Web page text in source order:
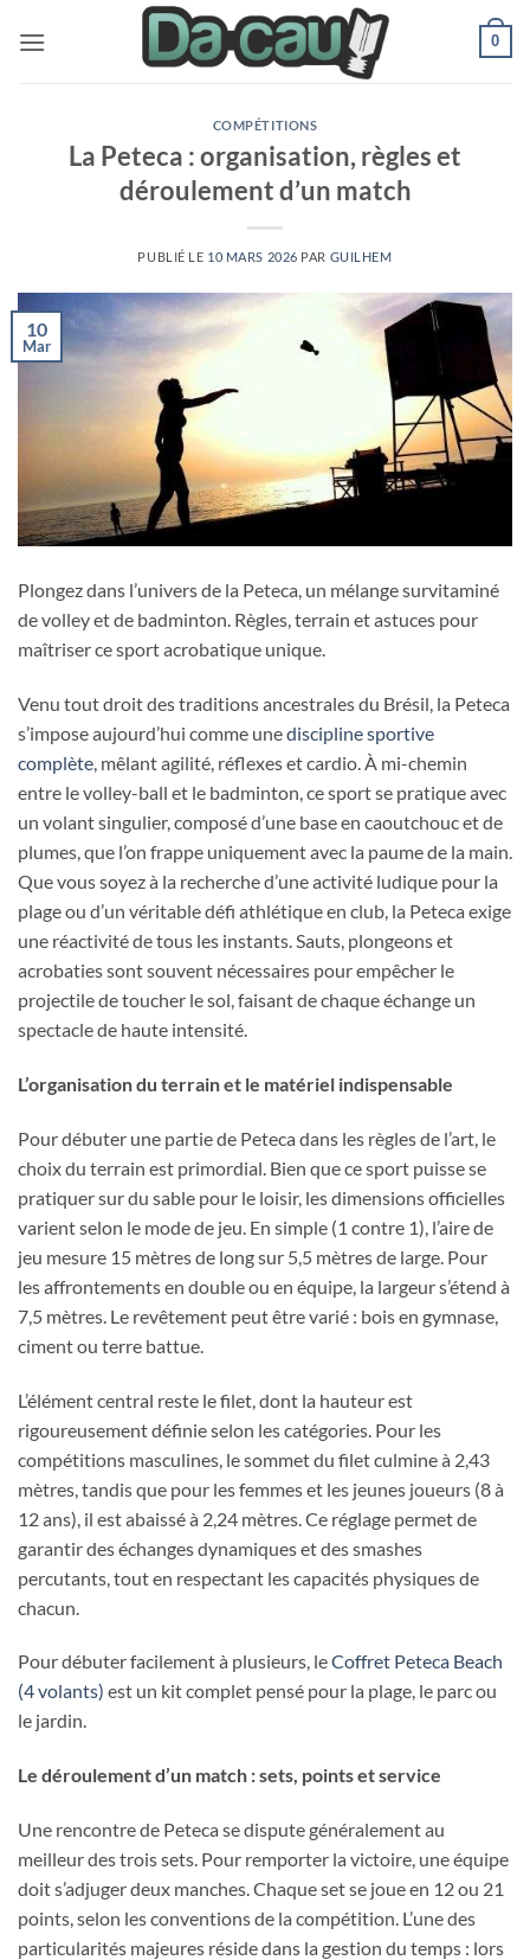
0
COMPÉTITIONS
La Peteca : organisation, règles et
déroulement d’un match
PUBLIÉ LE 10 MARS 2026 PAR GUILHEM
10
Mar
Plongez dans l’univers de la Peteca, un mélange survitaminé
de volley et de badminton. Règles, terrain et astuces pour
maîtriser ce sport acrobatique unique.
Venu tout droit des traditions ancestrales du Brésil, la Peteca
s’impose aujourd’hui comme unediscipline sportive
complète, mêlant agilité, réflexes et cardio. À mi-chemin
entre le volley-ball et le badminton, ce sport se pratique avec
un volant singulier, composé d’une base en caoutchouc et de
plumes, que l’on frappe uniquement avec la paume de la main.
Que vous soyez à la recherche d’une activité ludique pour la
plage ou d’un véritable défi athlétique en club, la Peteca exige
une réactivité de tous les instants. Sauts, plongeons et
acrobaties sont souvent nécessaires pour empêcher le
projectile de toucher le sol, faisant de chaque échange un
spectacle de haute intensité.
L’organisation du terrain et le matériel indispensable
Pour débuter une partie de Peteca dans les règles de l’art, le
choix du terrain est primordial. Bien que ce sport puisse se
pratiquer sur du sable pour le loisir, les dimensions officielles
varient selon le mode de jeu. En simple (1 contre 1), l’aire de
jeu mesure 15 mètres de long sur 5,5 mètres de large. Pour
les affrontements en double ou en équipe, la largeur s’étend à
7,5 mètres. Le revêtement peut être varié : bois en gymnase,
ciment ou terre battue.
L’élément central reste le filet, dont la hauteur est
rigoureusement définie selon les catégories. Pour les
compétitions masculines, le sommet du filet culmine à 2,43
mètres, tandis que pour les femmes et les jeunes joueurs (8 à
12 ans), il est abaissé à 2,24 mètres. Ce réglage permet de
garantir des échanges dynamiques et des smashes
percutants, tout en respectant les capacités physiques de
chacun.
Pour débuter facilement à plusieurs, leCoffret Peteca Beach
(4 volants) est un kit complet pensé pour la plage, le parc ou
le jardin.
Le déroulement d’un match : sets, points et service
Une rencontre de Peteca se dispute généralement au
meilleur des trois sets. Pour remporter la victoire, une équipe
doit s’adjuger deux manches. Chaque set se joue en 12 ou 21
points, selon les conventions de la compétition. L’une des
particularités majeures réside dans la gestion du temps : lors